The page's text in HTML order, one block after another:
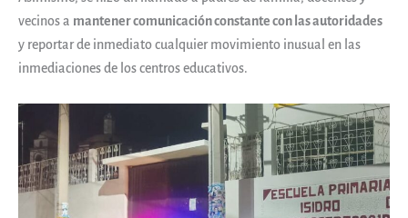
vecinos a mantener comunicación constante con las autoridades
y reportar de inmediato cualquier movimiento inusual en las
inmediaciones de los centros educativos.